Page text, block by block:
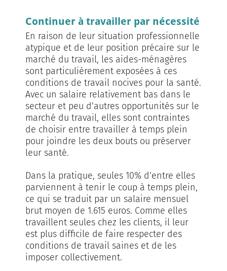
Continuer à travailler par nécessité
En raison de leur situation professionnelle
atypique et de leur position précaire sur le
marché du travail, les aides-ménagères
sont particulièrement exposées à ces
conditions de travail nocives pour la santé.
Avec un salaire relativement bas dans le
secteur et peu d’autres opportunités sur le
marché du travail, elles sont contraintes
de choisir entre travailler à temps plein
pour joindre les deux bouts ou préserver
leur santé.
Dans la pratique, seules 10% d’entre elles
parviennent à tenir le coup à temps plein,
ce qui se traduit par un salaire mensuel
brut moyen de 1.615 euros. Comme elles
travaillent seules chez les clients, il leur
est plus difficile de faire respecter des
conditions de travail saines et de les
imposer collectivement.